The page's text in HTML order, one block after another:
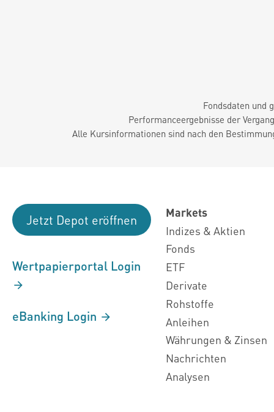
Fondsdaten und
Performanceergebnisse der
Alle Kursinformationen sind nach den
Jetzt Depot eröffnen
Wertpapierportal Login
eBanking Login
Markets
Indizes & Aktien
Fonds
ETF
Derivate
Rohstoffe
Anleihen
Währungen & Zinsen
Nachrichten
Analysen